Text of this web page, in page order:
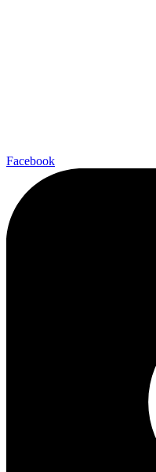
Facebook